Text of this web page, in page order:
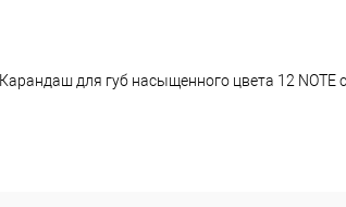
Карандаш для губ насыщенного цвета 12